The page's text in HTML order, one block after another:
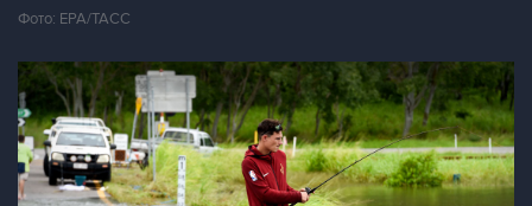
Фото: ЕРА/ТАСС